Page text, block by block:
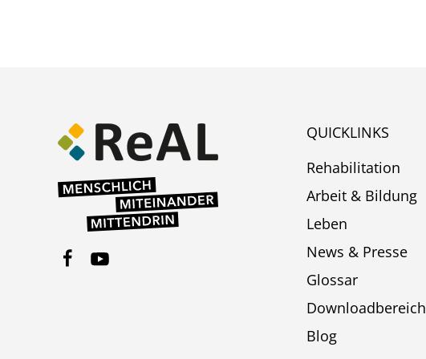
QUICKLINKS
Rehabilitation
Arbeit & Bildung
Leben
News & Presse
Glossar
Downloadbereich
Blog